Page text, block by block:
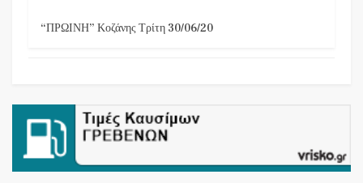
“ΠΡΩΙΝΗ” Κοζάνης Τρίτη 30/06/20